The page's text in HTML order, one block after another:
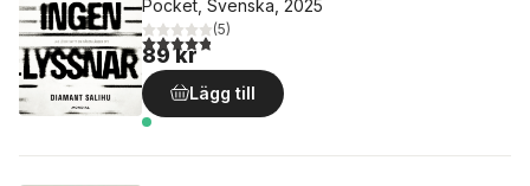
Pocket, Svenska, 2025
4,8utav 5 stjärnor. Totalt antal röster:
(5)
89 kr
Lägg till